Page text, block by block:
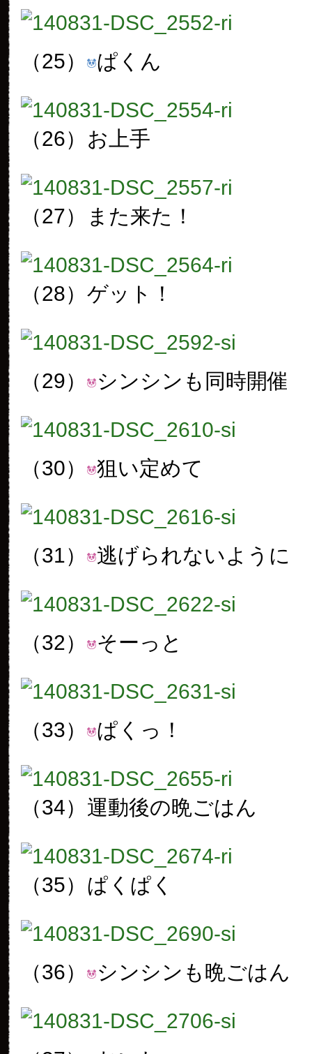
（25） ぱくん
（26） お上手
（27） また来た！
（28） ゲット！
（29） シンシンも同時開催
（30） 狙い定めて
（31） 逃げられないように
（32） そーっと
（33） ぱくっ！
（34） 運動後の晩ごはん
（35） ぱくぱく
（36） シンシンも晩ごはん